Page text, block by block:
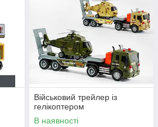
Військовий трейлер із
гелікоптером
В наявності